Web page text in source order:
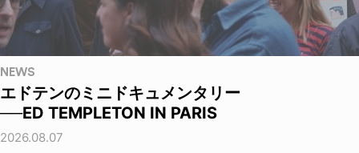
NEWS
エドテンのミニドキュメンタリー
──ED TEMPLETON IN PARIS
2026.08.07